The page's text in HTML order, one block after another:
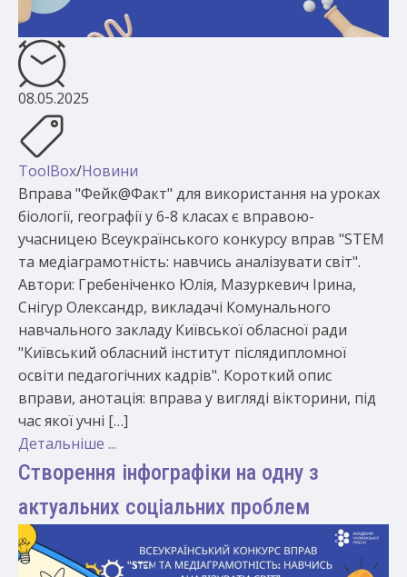
08.05.2025
ToolBox/Новини
Вправа "Фейк@Факт" для використання на уроках
біології, географії у 6-8 класах є вправою-
учасницею Всеукраїнського конкурсу вправ "STEM
та медіаграмотність: навчись аналізувати світ".
Автори: Гребеніченко Юлія, Мазуркевич Ірина,
Снігур Олександр, викладачі Комунального
навчального закладу Київської обласної ради
"Київський обласний інститут післядипломної
освіти педагогічних кадрів". Короткий опис
вправи, анотація: вправа у вигляді вікторини, під
час якої учні […]
Детальніше ...
Створення інфографіки на одну з
актуальних соціальних проблем